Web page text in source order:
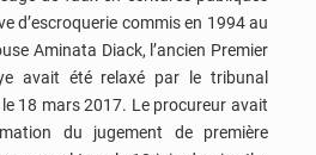
d’escroquerie commis en 1994 au
Aminata Diack, l’ancien Premier
avait été relaxé par le tribunal
18 mars 2017. Le procureur avait
du jugement de première